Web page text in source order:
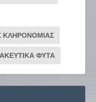
ΚΛΗΡΟΝΟΜΙΑΣ
ΦΥΤΑ